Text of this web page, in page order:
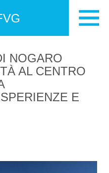
NOGARO
AL CENTRO
E